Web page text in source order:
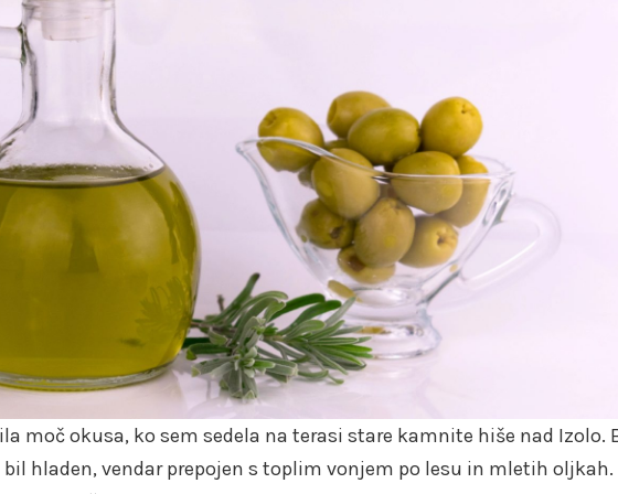
moč okusa, ko sem sedela na terasi stare kamnite hiše nad Izolo.
bil hladen, vendar prepojen s toplim vonjem po lesu in mletih oljkah.